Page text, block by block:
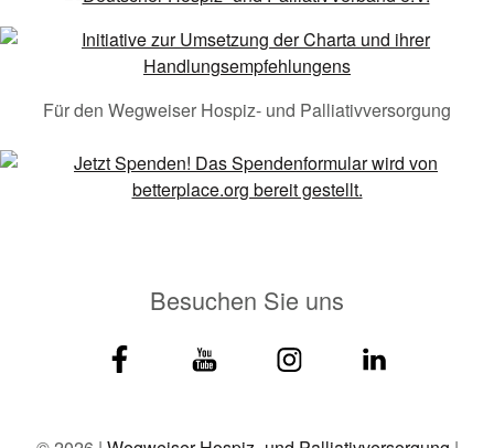
Für den Wegweiser Hospiz- und Palliativversorgung
Besuchen Sie uns